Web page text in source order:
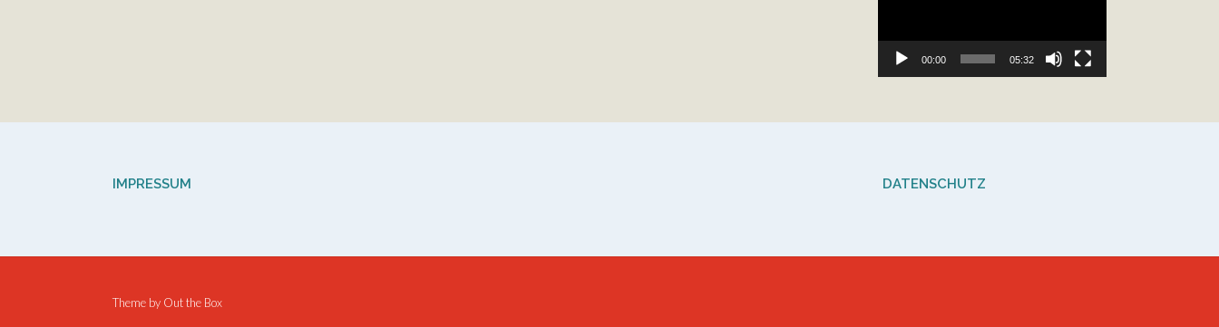
00:00 05:32
IMPRESSUM DATENSCHUTZ
Theme by Out the Box